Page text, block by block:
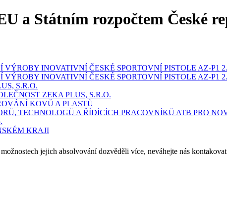
a Státním rozpočtem České
INOVATIVNÍ ČESKÉ SPORTOVNÍ PISTOLE AZ-P1
INOVATIVNÍ ČESKÉ SPORTOVNÍ PISTOLE AZ-P1
S.R.O.
ZEKA PLUS, S.R.O.
KOVŮ A PLASTŮ
TECHNOLOGŮ A ŘÍDÍCÍCH PRACOVNÍKŮ ATB PRO
KRAJI
jejich absolvování dozvěděli více, neváhejte nás